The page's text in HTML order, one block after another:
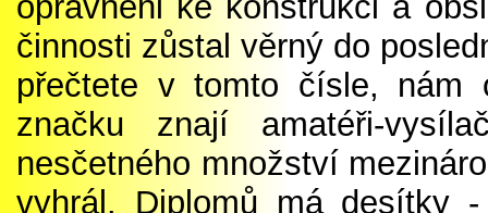
činnosti zůstal věrný do
přečtete v tomto čísle, nám
značku znají amatéři-
nesčetného množství
vyhrál. Diplomů má desítky